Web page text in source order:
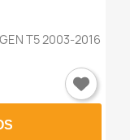
T5 2003-2016